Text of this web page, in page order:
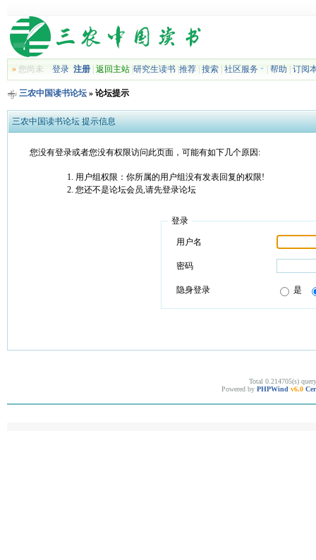
»您尚未 登录 注册| 返回主站| 研究生读书| 推荐| 搜索| 社区服务 帮助 订阅
三农中国读书论坛» 论坛提示
三农中国读书论坛 提示信息
您没有登录或者您没有权限访问此页面，可能有如下几个原因:
用户组权限：你所属的用户组没有发表回复的权限!
您还不是论坛会员,请先登录论坛
登录
用户名
密码
隐身登录 是
Total 0.214705(s)
Powered by PHPWind v6.0